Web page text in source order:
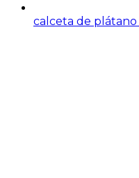
calceta de plátano